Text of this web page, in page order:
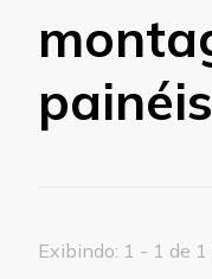
Exibindo: 1 - 1 de 1